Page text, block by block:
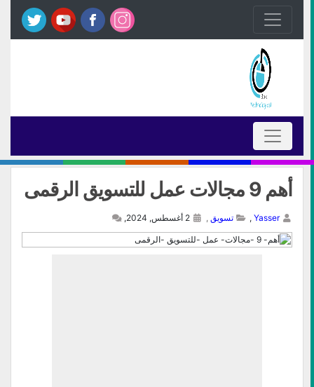
أهم 9 مجالات عمل للتسويق الرقمى
Yasser
, تسويق ,